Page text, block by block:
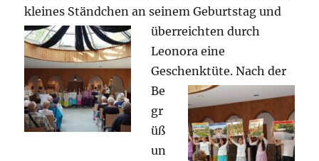
kleines Ständchen an seinemGeburtstag und
überreichten durch
Leonora eine
Geschenktüte.Nach der
Be
gr
üß
un